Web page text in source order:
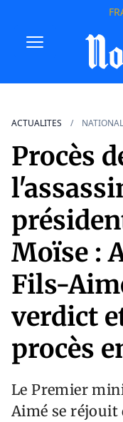
ACTUALITES NATIONAL
Procès
Moïse :
Fils-
verdict
procès
Le Premier
Aimé se réjouit